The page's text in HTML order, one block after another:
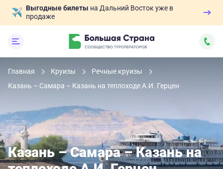
Выгодные билеты на Дальний Восток уже в
продаже
Главная Круизы
Речные круизы
Казань – Самара – Казань на теплоходе А.И. Герцен
Казань – Самара – Казань на